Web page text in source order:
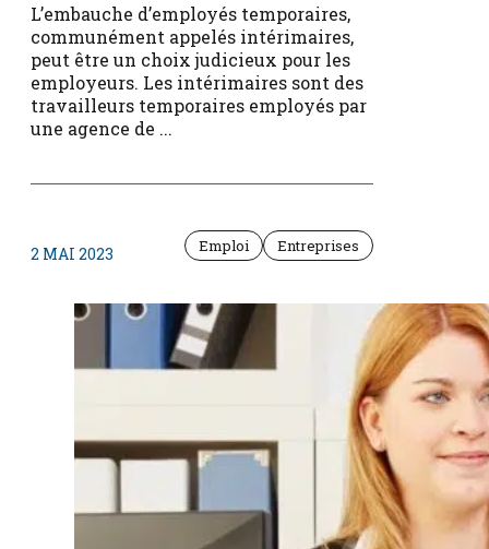
L’embauche d’employés temporaires,
communément appelés intérimaires,
peut être un choix judicieux pour les
employeurs. Les intérimaires sont des
travailleurs temporaires employés par
une agence de ...
2 MAI 2023 Emploi Entreprises